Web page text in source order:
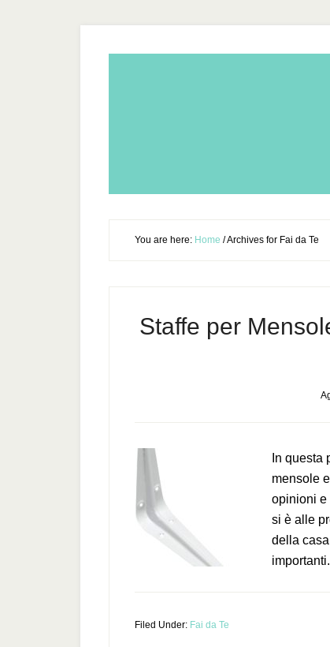
You are here: Home /Archives for Fai da Te
Staffe per
In
mensole
opinioni e
si è alle
della
Filed Under: Fai da Te